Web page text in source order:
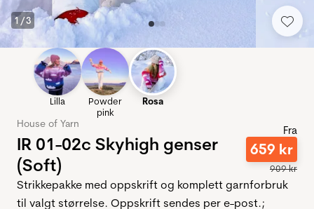
1 /3
Lilla
Powder
pink
Rosa
House of Yarn
IR 01-02c Skyhigh genser
(Soft)
Fra
659 kr
909kr
Strikkepakke med oppskrift og komplett garnforbruk
til valgt størrelse. Oppskrift sendes per e-post.;